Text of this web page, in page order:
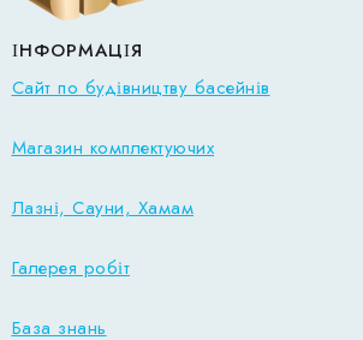
ІНФОРМАЦІЯ
Сайт по будівництву басейнів
Магазин комплектуючих
Лазні, Сауни, Хамам
Галерея робіт
База знань